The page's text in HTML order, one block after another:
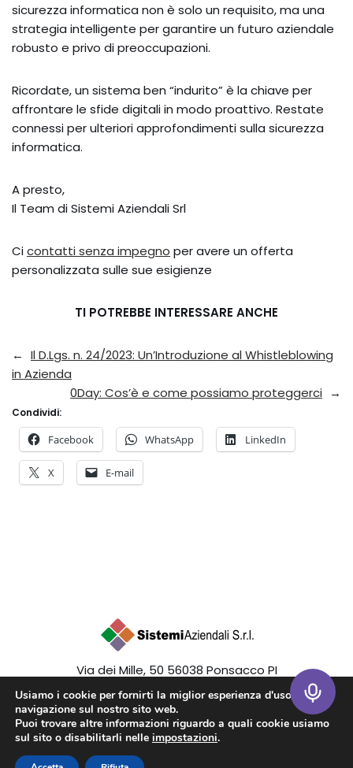
sicurezza informatica non è solo un requisito, ma una
strategia intelligente per garantire un futuro aziendale
robusto e privo di preoccupazioni.
Ricordate, un sistema ben “indurito” è la chiave per
affrontare le sfide digitali in modo proattivo. Restate
connessi per ulteriori approfondimenti sulla sicurezza
informatica.
A presto,
Il Team di Sistemi Aziendali Srl
Cicontatti senza impegno per avere un offerta
personalizzata sulle sue esigienze
TI POTREBBE INTERESSARE ANCHE
← Il D.Lgs. n. 24/2023: Un’Introduzione al Whistleblowing
in Azienda
0Day: Cos’è e come possiamo proteggerci →
Condividi:
Facebook WhatsApp LinkedIn
X E-mail
Via dei Mille, 50 56038 Ponsacco PI
P.I. 02405790508 Tel 0587346591
Usiamo i cookie per fornirti la miglior esperienza d'uso e
navigazione sul nostro sito web.
Puoi trovare altre informazioni riguardo a quali cookie usiamo
sul sito o disabilitarli nelle impostazioni.